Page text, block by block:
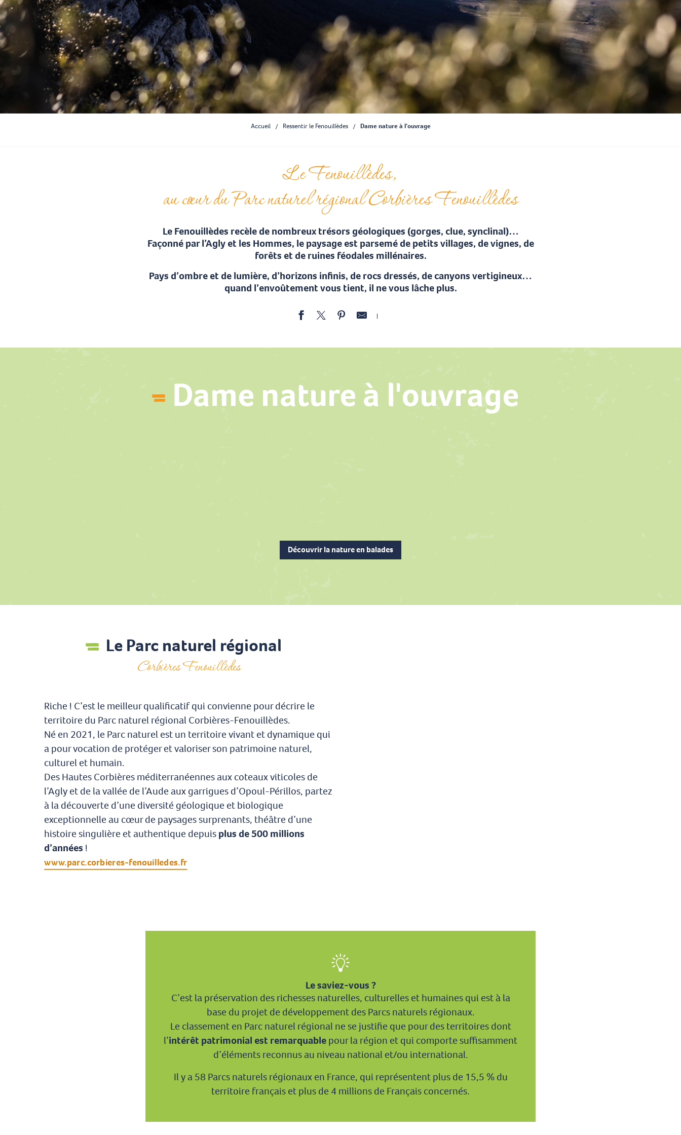
Accueil Ressentir le Fenouillèdes Dame nature à l’ouvrage
Le Fenouillèdes,
au cœur du Parc naturel régional Corbières Fenouillèdes
Le Fenouillèdes recèle de nombreux trésors géologiques (gorges, clue, synclinal)…
Façonné par l’Agly et les Hommes, le paysage est parsemé de petits villages, de vignes, de
forêts et de ruines féodales millénaires.
Pays d’ombre et de lumière, d’horizons infinis, de rocs dressés, de canyons vertigineux…
quand l’envoûtement vous tient, il ne vous lâche plus.
Dame nature à l'ouvrage
Découvrir la nature en balades
Le Parc naturel régional
Corbières Fenouillèdes
Riche ! C’est le meilleur qualificatif qui convienne pour décrire le
territoire du Parc naturel régional Corbières-Fenouillèdes.
Né en 2021, le Parc naturel est un territoire vivant et dynamique qui
a pour vocation de protéger et valoriser son patrimoine naturel,
culturel et humain.
Des Hautes Corbières méditerranéennes aux coteaux viticoles de
l’Agly et de la vallée de l’Aude aux garrigues d’Opoul-Périllos, partez
à la découverte d’une diversité géologique et biologique
exceptionnelle au cœur de paysages surprenants, théâtre d’une
histoire singulière et authentique depuisplus de 500 millions
d’années !
www.parc.corbieres-fenouilledes.fr
Le saviez-vous ?
C’est la préservation des richesses naturelles, culturelles et humaines qui est à la
base du projet de développement des Parcs naturels régionaux.
Le classement en Parc naturel régional ne se justifie que pour des territoires dont
l’intérêt patrimonial est remarquablepour la région et qui comporte suffisamment
d’éléments reconnus au niveau national et/ou international.
Il y a 58 Parcs naturels régionaux en France, qui représentent plus de 15,5 % du
territoire français et plus de 4 millions de Français concernés.